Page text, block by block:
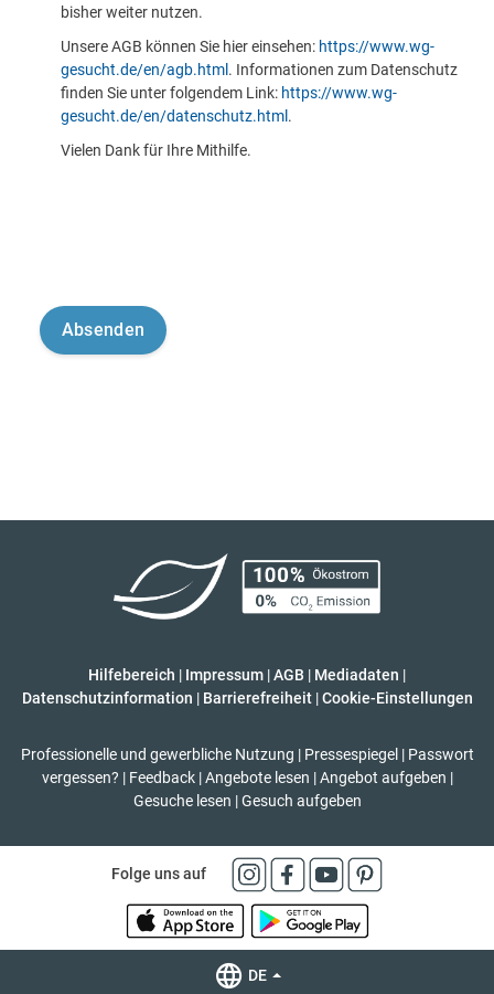
bisher weiter nutzen.
Unsere AGB können Sie hier einsehen: https://www.wg-
gesucht.de/en/agb.html . Informationen zum Datenschutz
finden Sie unter folgendem Link: https://www.wg-
gesucht.de/en/datenschutz.html .
Vielen Dank für Ihre Mithilfe.
Hilfebereich | Impressum |AGB | Mediadaten |
Datenschutzinformation | Barrierefreiheit | Cookie-Einstellungen
Professionelle und gewerbliche Nutzung | Pressespiegel | Passwort
vergessen? | Feedback | Angebote lesen | Angebot aufgeben |
Gesuche lesen | Gesuch aufgeben
Folge uns auf
DE